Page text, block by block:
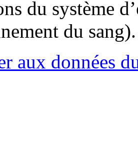
du système
du sang).
aux données